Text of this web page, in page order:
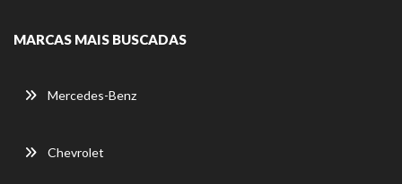
MARCAS MAIS BUSCADAS
Mercedes-Benz
Chevrolet